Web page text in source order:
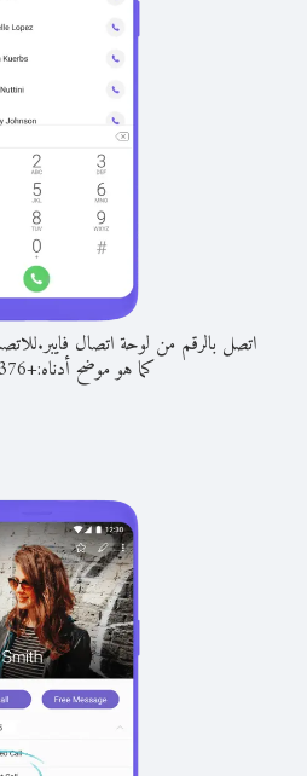
اتصل بالرقم من لوحة اتصال فايبر.
كما هو موضح أدناه:+
376